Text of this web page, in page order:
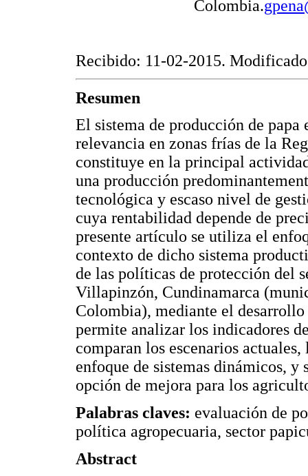
Colombia.
Recibido: 11-02-2015.
Resumen
El sistema de producción de
relevancia en zonas frías de la
constituye en la principal
una producción
tecnológica y escaso nivel de
cuya rentabilidad depende de
presente artículo se utiliza el
contexto de dicho sistema
de las políticas de protección del
Villapinzón, Cundinamarca
Colombia), mediante el
permite analizar los indicadores
comparan los escenarios
enfoque de sistemas dinámicos, y
opción de mejora para los
Palabras claves: evaluación de
política agropecuaria, sector
Abstract